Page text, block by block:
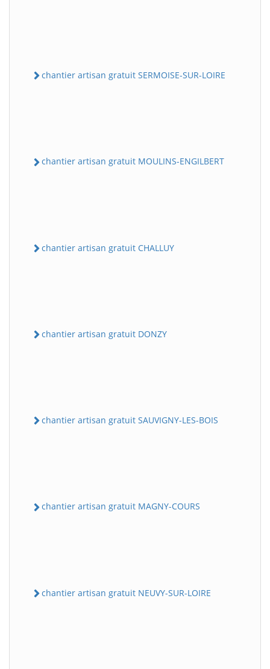
chantier artisan gratuit SERMOISE-SUR-LOIRE
chantier artisan gratuit MOULINS-ENGILBERT
chantier artisan gratuit CHALLUY
chantier artisan gratuit DONZY
chantier artisan gratuit SAUVIGNY-LES-BOIS
chantier artisan gratuit MAGNY-COURS
chantier artisan gratuit NEUVY-SUR-LOIRE